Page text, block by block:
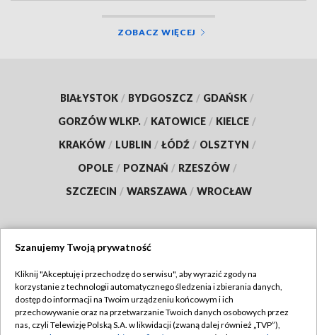
ZOBACZ WIĘCEJ
BIAŁYSTOK / BYDGOSZCZ / GDAŃSK /
GORZÓW WLKP. / KATOWICE / KIELCE /
KRAKÓW / LUBLIN / ŁÓDŹ / OLSZTYN /
OPOLE / POZNAŃ / RZESZÓW /
SZCZECIN / WARSZAWA / WROCŁAW
TVP
Abonament TVP
Regulamin TVP
Szanujemy Twoją prywatność
Kliknij "Akceptuję i przechodzę do serwisu", aby wyrazić zgody na
korzystanie z technologii automatycznego śledzenia i zbierania danych,
dostęp do informacji na Twoim urządzeniu końcowym i ich
przechowywanie oraz na przetwarzanie Twoich danych osobowych przez
nas, czyli Telewizję Polską S.A. w likwidacji (zwaną dalej również „TVP”),